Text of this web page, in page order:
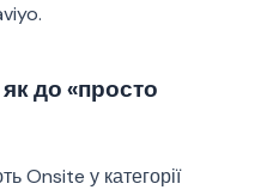
до «просто
Onsite у категорії